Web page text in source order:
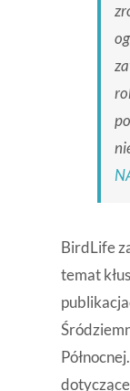
BirdLife
temat